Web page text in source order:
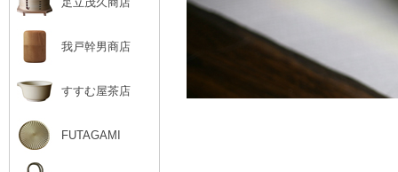
我戸幹男商店
すすむ屋茶店
FUTAGAMI